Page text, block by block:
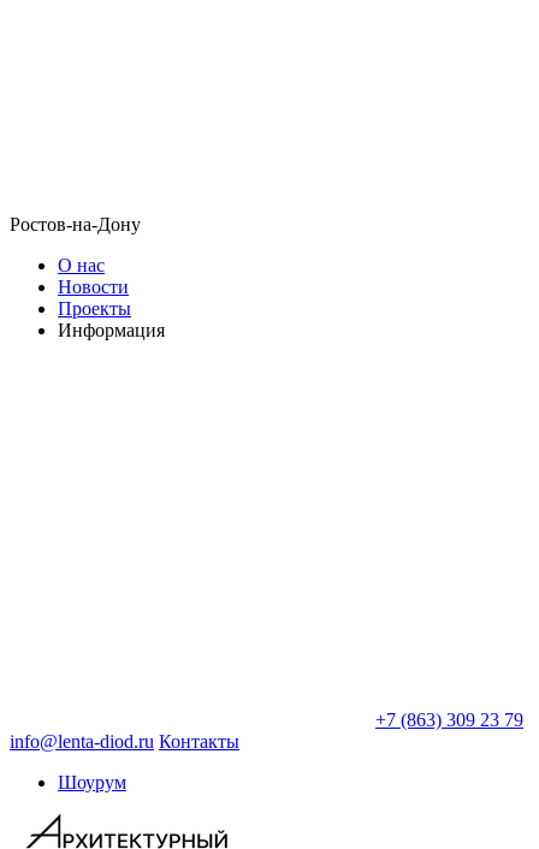
Ростов-на-Дону
О нас
Новости
Проекты
Информация
+7 (863) 309 23 79
info@lenta-diod.ru Контакты
Шоурум